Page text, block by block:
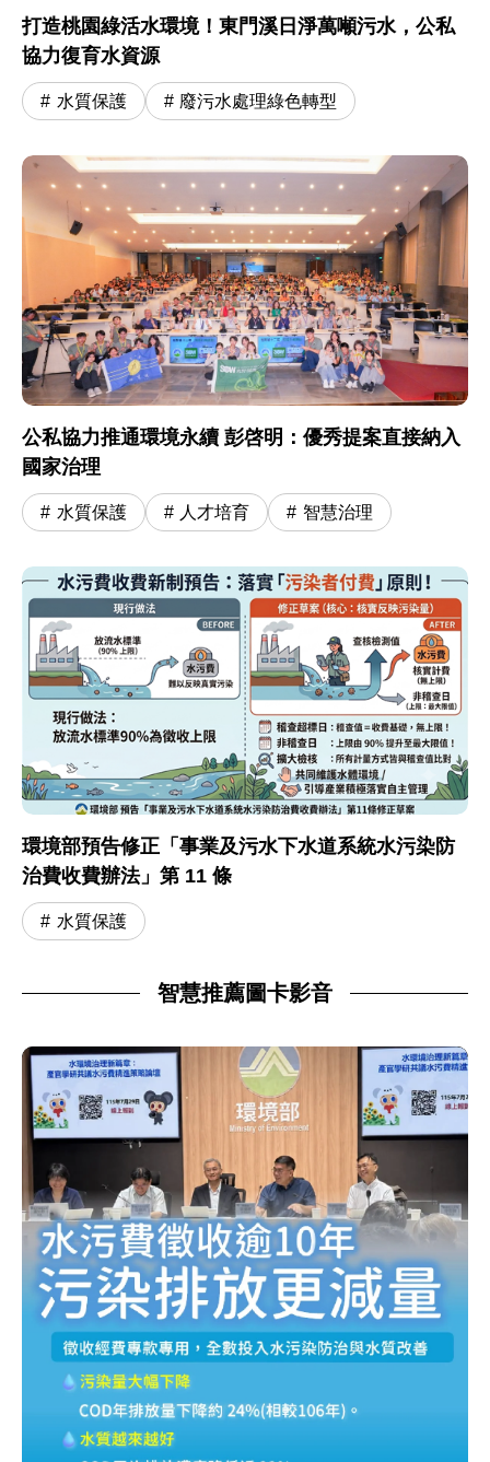
打造桃園綠活水環境！東門溪日淨萬噸污水，公私
協力復育水資源
水質保護 廢污水處理綠色轉型
公私協力推通環境永續 彭啓明：優秀提案直接納入
國家治理
水質保護 人才培育 智慧治理
環境部預告修正「事業及污水下水道系統水污染防
治費收費辦法」第 11 條
水質保護
智慧推薦圖卡影音